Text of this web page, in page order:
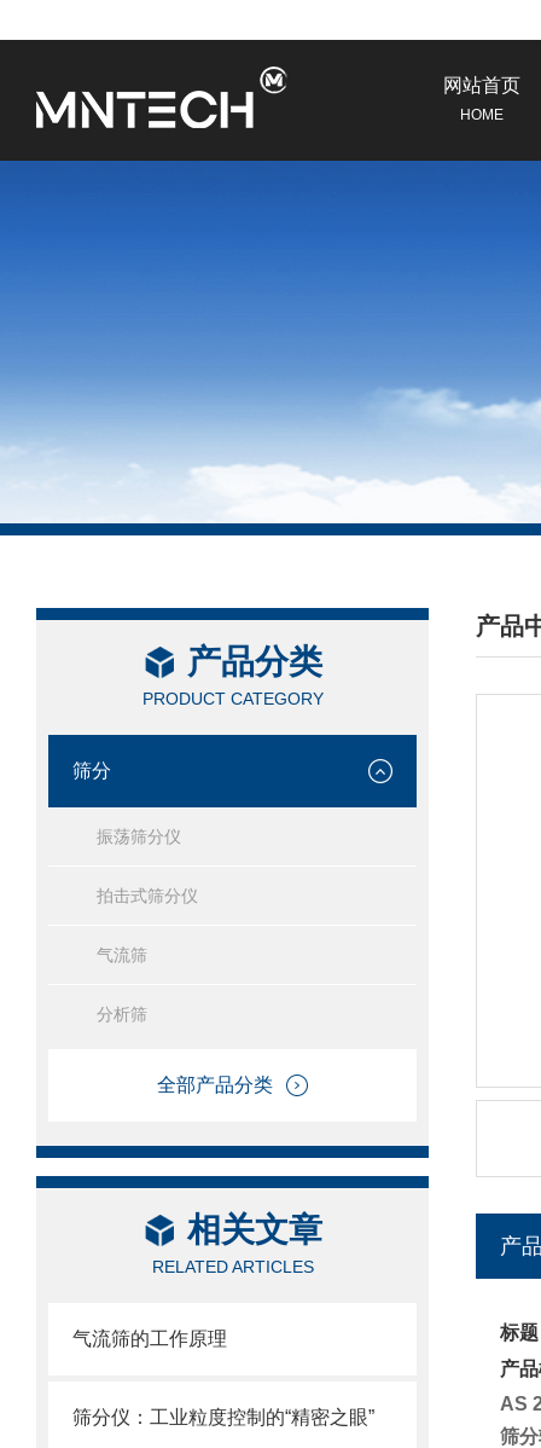
网站首页
HOME
产品分类
PRODUCT CATEGORY
筛分
振荡筛分仪
拍击式筛分仪
气流筛
分析筛
全部产品分类
相关文章
RELATED ARTICLES
气流筛的工作原理
筛分仪：工业粒度控制的“精密之眼”
产品
/
产
标
产
AS
筛